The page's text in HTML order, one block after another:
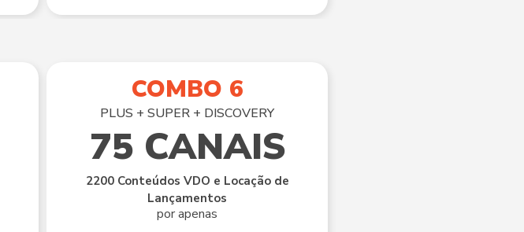
COMBO 6
PLUS + SUPER + DISCOVERY
75 CANAIS
2200 Conteúdos VDO e Locação de
Lançamentos
por apenas